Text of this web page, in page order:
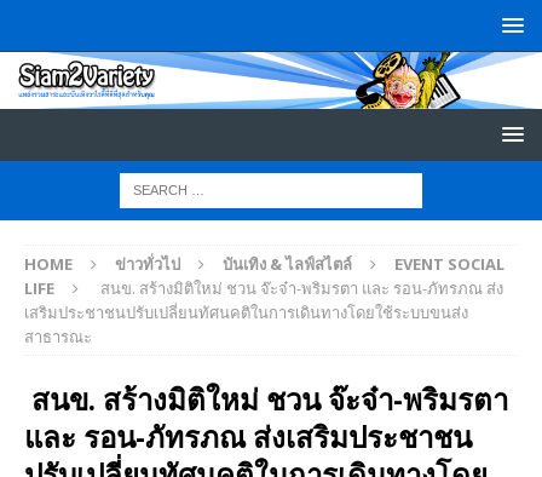
HOME ข่าวทั่วไป บันเทิง & ไลฟ์สไตล์
EVENT SOCIAL
LIFE
สนข. สร้างมิติใหม่ ชวน จ๊ะจ๋า-พริมรตา และ รอน-ภัทรภณ ส่ง
เสริมประชาชนปรับเปลี่ยนทัศนคติในการเดินทางโดยใช้ระบบขนส่ง
สาธารณะ
สนข. สร้างมิติใหม่ ชวน จ๊ะจ๋า-พริมรตา
และ รอน-ภัทรภณ ส่งเสริมประชาชน